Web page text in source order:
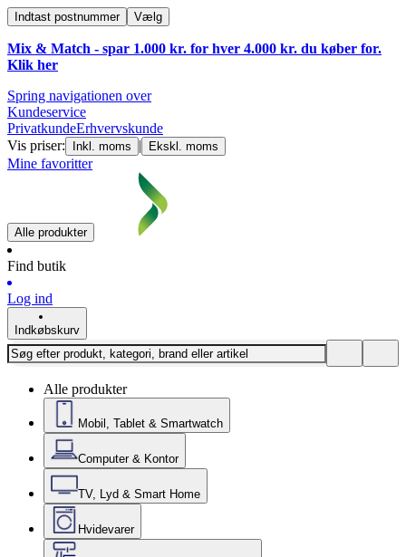
Indtast postnummer Vælg
Mix & Match - spar 1.000 kr. for hver 4.000 kr. du køber for.
Klik her
Spring navigationen over
Kundeservice
PrivatkundeErhvervskunde
Vis priser:
Inkl. moms | Ekskl. moms
Mine favoritter
Alle produkter
Find butik
Log ind
Indkøbskurv
Alle produkter
Mobil, Tablet & Smartwatch
Computer & Kontor
TV, Lyd & Smart Home
Hvidevarer